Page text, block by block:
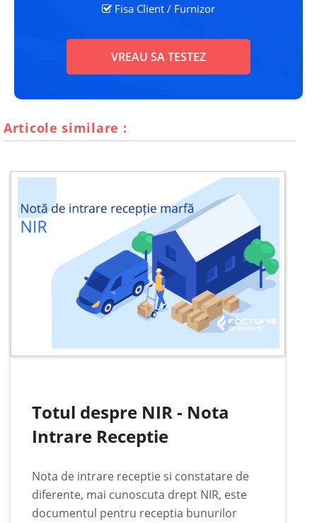
Fisa Client / Furnizor
VREAU SA TESTEZ
Articole similare :
Totul despre NIR - Nota
Intrare Receptie
Nota de intrare receptie si constatare de
diferente, mai cunoscuta drept NIR, este
documentul pentru receptia bunurilor